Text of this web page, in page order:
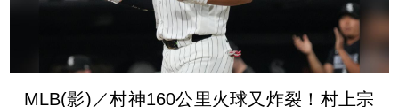
MLB(影)／村神160公里火球又炸裂！村上宗